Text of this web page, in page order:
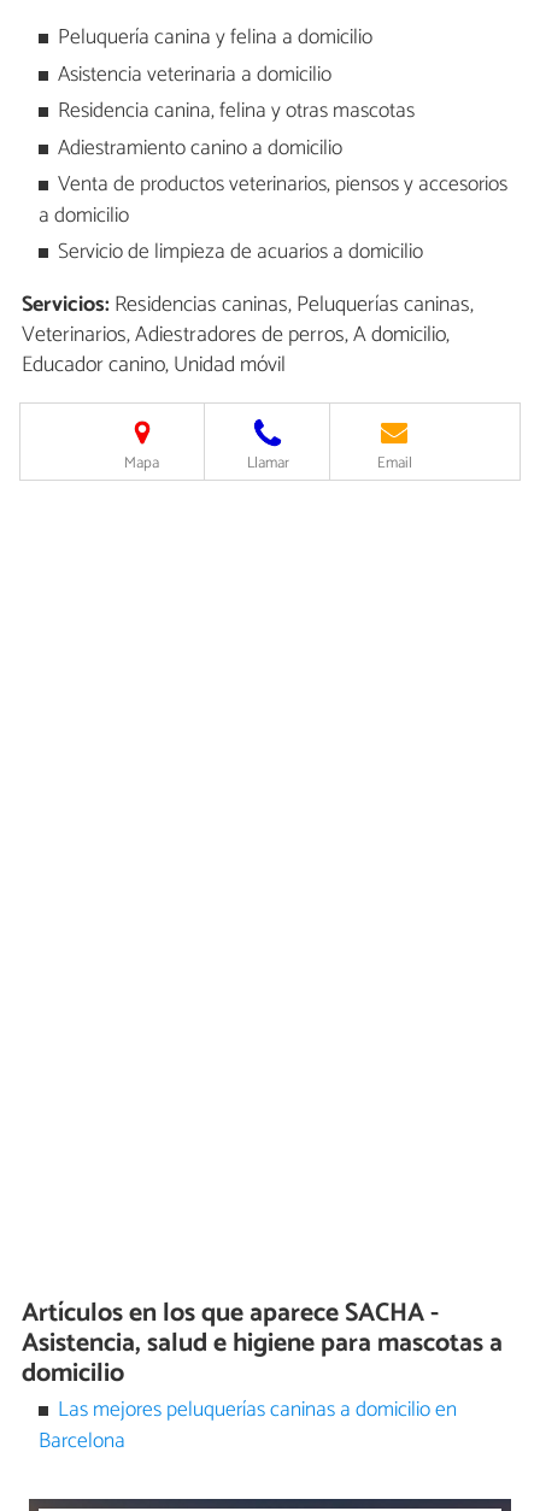
Peluquería canina y felina a domicilio
Asistencia veterinaria a domicilio
Residencia canina, felina y otras mascotas
Adiestramiento canino a domicilio
Venta de productos veterinarios, piensos y accesorios
a domicilio
Servicio de limpieza de acuarios a domicilio
Servicios:Residencias caninas, Peluquerías caninas,
Veterinarios, Adiestradores de perros, A domicilio,
Educador canino, Unidad móvil
Mapa Llamar Email
Artículos en los que aparece SACHA -
Asistencia, salud e higiene para mascotas a
domicilio
Las mejores peluquerías caninas a domicilio en
Barcelona